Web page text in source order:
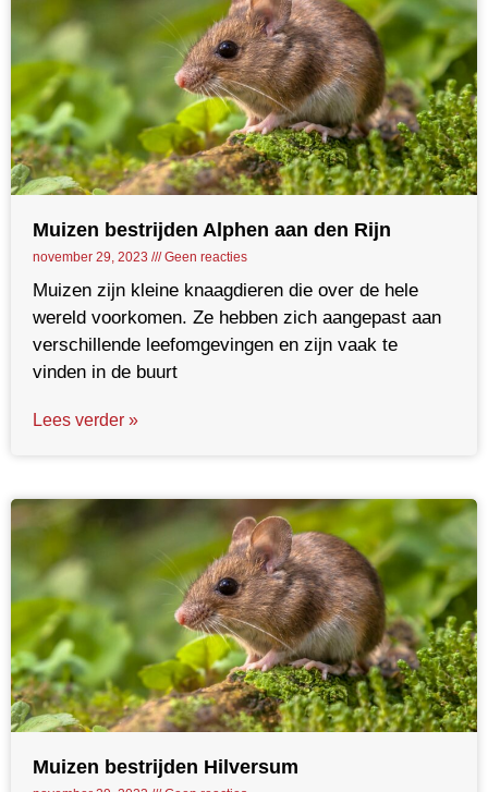
Muizen bestrijden Alphen aan den Rijn
november 29, 2023 Geen reacties
Muizen zijn kleine knaagdieren die over de hele
wereld voorkomen. Ze hebben zich aangepast aan
verschillende leefomgevingen en zijn vaak te
vinden in de buurt
Lees verder »
Muizen bestrijden Hilversum